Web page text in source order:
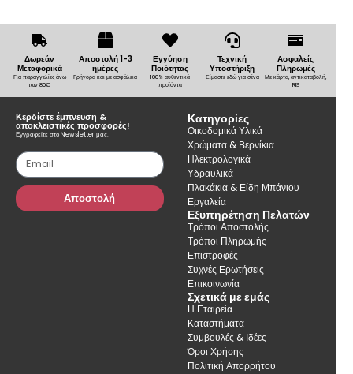
Δωρεάν
Μεταφορικά
Για παραγγελίες άνω
των 80€
Αποστολή 1-3
ημέρες
Γρήγορα και με ασφάλεια
Εγγύηση
Ποιότητας
100% αυθεντικά
προϊόντα
Τεχνική
Υποστήριξη
Είμαστε εδώ για σένα
Ασφαλείς
Πληρωμές
Με κάρτα, αντικαταβολή,
IRIS
Κερδίστε έμπνευση &
αποκλειστικές προσφορές!
Εγγραφείτε στο Newsletter μας.
Αποστολή
Κατηγορίες
Οικοδομικά Υλικά
Χρώματα & Βερνίκια
Ηλεκτρολογικά
Υδραυλικά
Πλακάκια & Είδη Μπάνιου
Εργαλεία
Εξυπηρέτηση Πελατών
Τρόποι Αποστολής
Τρόποι Πληρωμής
Επιστροφές
Συχνές Ερωτήσεις
Επικοινωνία
Σχετικά με εμάς
Η Εταιρεία
Καταστήματα
Συμβουλές & Ιδέες
Όροι Χρήσης
Πολιτική Απορρήτου